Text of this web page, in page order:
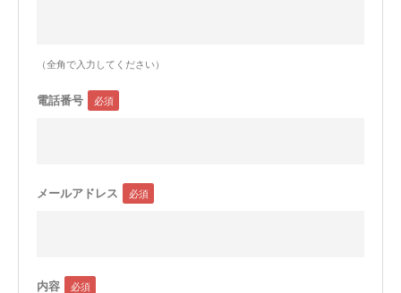
（全角で入力してください）
電話番号
メールアドレス
内容